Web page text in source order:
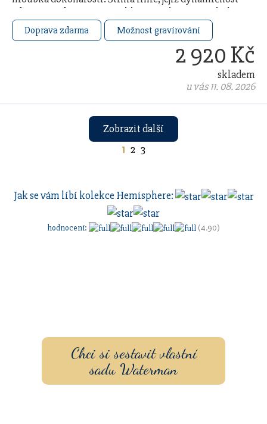
zdůrazňuje dvouramenný klip a sešikmený vrchol …
Doprava zdarma Možnost gravírování
2 920 Kč
skladem
u vás 11. 08. 2026
Zobrazit další
1 2 3
Jak se vám líbí kolekceHemisphere:
hodnocení: (4.90)
Chci si sestavit vlastní
sadu Waterman